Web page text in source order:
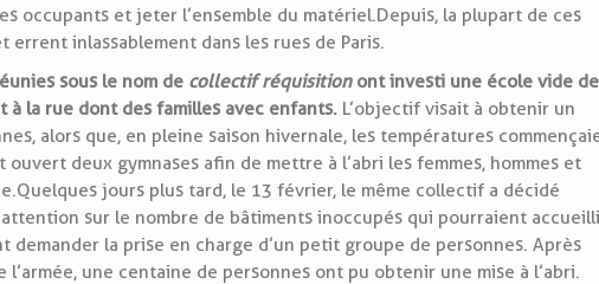
occupants et jeter l’ensemble du matériel. Depuis, la plupart de ces
errent inlassablement dans les rues de Paris.
sous le nom de collectif réquisitionont investi une école vide
à la rue dont des familles avec enfants. L’objectif visait à obtenir un
alors que, en pleine saison hivernale, les températures
ouvert deux gymnases afin de mettre à l’abri les femmes, hommes et
Quelques jours plus tard, le 13 février, le même collectif a décidé
sur le nombre de bâtiments inoccupés qui pourraient
demander la prise en charge d’un petit groupe de personnes. Après
une centaine de personnes ont pu obtenir une mise à l’abri.